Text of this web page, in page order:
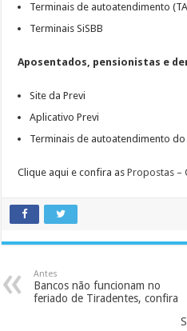
Terminais de autoatendimento
Terminais SiSBB
Aposentados, pensionistas e
Site da Previ
Aplicativo Previ
Terminais de autoatendimento do
Clique aqui e confira asPropostas –
Antes
Bancos não funcionam no
feriado de Tiradentes, confira